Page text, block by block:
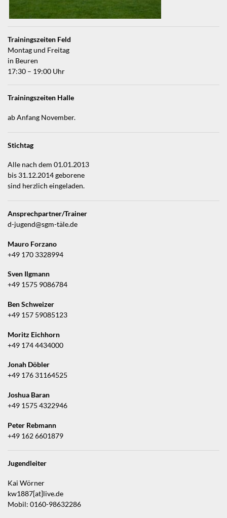
Trainingszeiten Feld
Montag und Freitag
in Beuren
17:30 – 19:00 Uhr
Trainingszeiten Halle
ab Anfang November.
Stichtag
Alle nach dem 01.01.2013
bis 31.12.2014 geborene
sind herzlich eingeladen.
Ansprechpartner/Trainer
d-jugend@sgm-täle.de
Mauro Forzano
+49 170 3328994
Sven Ilgmann
+49 1575 9086784
Ben Schweizer
+49 157 59085123
Moritz Eichhorn
+49 174 4434000
Jonah Döbler
+49 176 31164525
Joshua Baran
+49 1575 4322946
Peter Rebmann
+49 162 6601879
Jugendleiter
Kai Wörner
kw1887[at]live.de
Mobil: 0160-98632286